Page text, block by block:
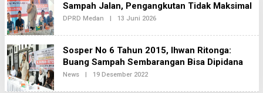
Sampah Jalan, Pengangkutan Tidak Maksimal
DPRD Medan | 13 Juni 2026O
E
R
E
D
Sosper No 6 Tahun 2015, Ihwan Ritonga:
Buang Sampah Sembarangan Bisa Dipidana
News | 19 Desember 2022O
E